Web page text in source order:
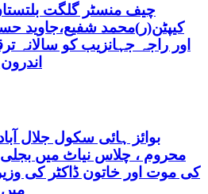
چیف منسٹر گلگت
کیپٹن(ر)محمد شفیع،جاوید
اور راجہ جہانزیب کو سالانہ
بوائز ہائی سکول جلال
محروم ، چلاس نیاٹ میں
کی موت اور خاتون ڈاکٹر کی
میں